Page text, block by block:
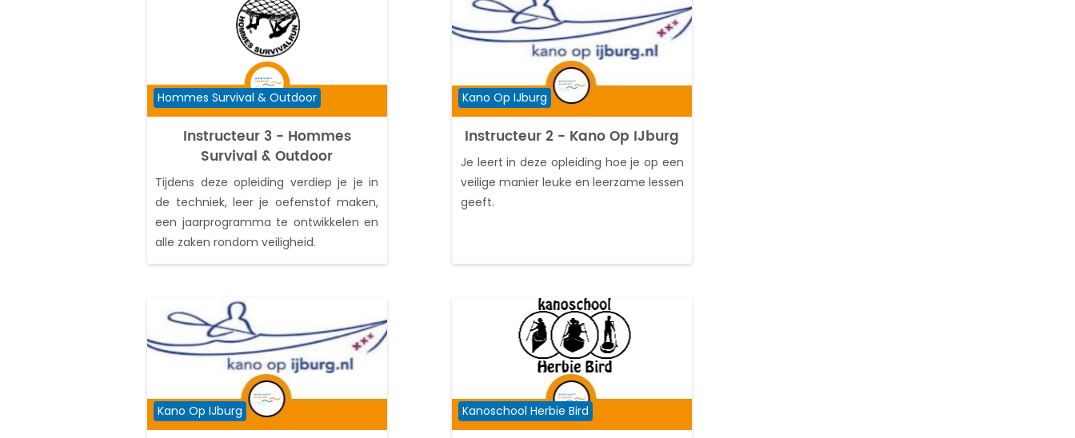
Instructeur 3 - Hommes
Survival & Outdoor
Cursuscategorie
Hommes Survival & Outdoor
Tijdens deze opleiding verdiep je je in
de techniek, leer je oefenstof maken,
een jaarprogramma te ontwikkelen en
alle zaken rondom veiligheid.
Instructeur 2 - Kano Op IJburg
Cursuscategorie
Kano Op IJburg
Je leert in deze opleiding hoe je op een
veilige manier leuke en leerzame lessen
geeft.
Cursuscategorie
Kano Op IJburg Cursuscategorie
Kanoschool Herbie Bird